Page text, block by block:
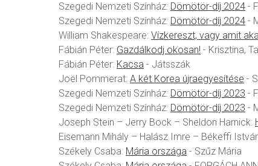
Szegedi Nemzeti Színház: Dömötör-díj 2024 -
Szegedi Nemzeti Színház: Dömötör-díj 2024 -
William Shakespeare: Vízkereszt, vagy amit
Fábián Péter: Gazdálkodj okosan! - Krisztina,
Fábián Péter: Kacsa - Játsszák
Joël Pommerat: A két Korea újraegyesítése -
Szegedi Nemzeti Színház: Dömötör-díj 2023 -
Szegedi Nemzeti Színház: Dömötör-díj 2023 -
Joseph Stein – Jerry Bock – Sheldon Harnick:
Eisemann Mihály – Halász Imre – Békeffi
Székely Csaba: Mária országa - Szűz Mária